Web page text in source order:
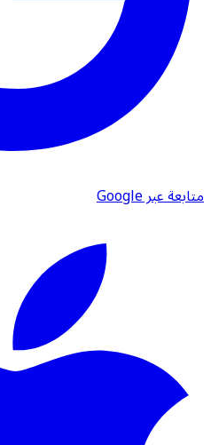
متابعة عبر Google